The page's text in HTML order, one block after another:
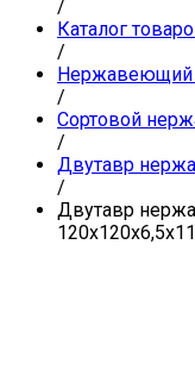
/
Каталог
/
Нержавеющий
/
Сортовой
/
Двутавр
/
Двутавр